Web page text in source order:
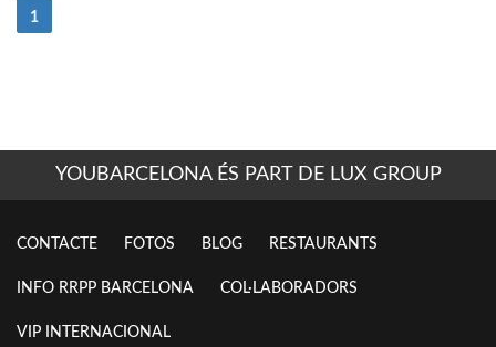
1
YOUBARCELONA ÉS PART DE LUX GROUP
CONTACTE FOTOS BLOG RESTAURANTS
INFO RRPP BARCELONA COL·LABORADORS
VIP INTERNACIONAL